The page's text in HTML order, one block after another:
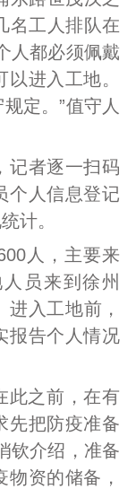
名工人排队在
人都必须佩戴
进入工地。
定。”值守人
者逐一扫码
个人信息登记
计。
人，主要来
员来到徐州
入工地前，
报告个人情况
之前，在有
先把防疫准备
钦介绍，准备
资的储备，